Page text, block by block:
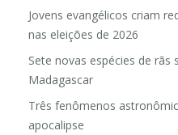
Jovens evangélicos criam
nas eleições de 2026
Sete novas espécies de rãs
Madagascar
Três fenômenos
apocalipse